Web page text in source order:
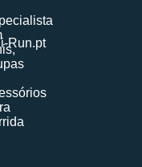
i-Run.pt